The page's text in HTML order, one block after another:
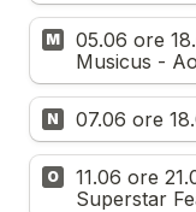
M
05.06 ore
Musicus -
N 07.06 ore
O
11.06 ore
Superstar